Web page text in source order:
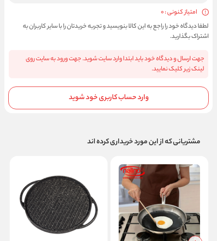
امتیاز کنونی : 0
لطفا دیدگاه خود را راجع به این کالا بنویسید و تجربه خریدتان را با سایر کاربران به
اشتراک بگذارید.
جهت ارسال و دیدگاه خود باید ابتدا وارد سایت شوید. جهت ورود به سایت روی
لینک زیر کلیک نمایید.
وارد حساب کاربری خود شوید
مشتریانی که از این مورد خریداری کرده اند